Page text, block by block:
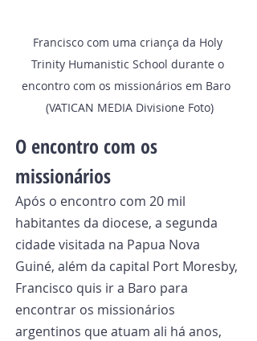
Francisco com uma criança da Holy
Trinity Humanistic School durante o
encontro com os missionários em Baro
(VATICAN MEDIA Divisione Foto)
O encontro com os
missionários
Após o encontro com 20 mil
habitantes da diocese, a segunda
cidade visitada na Papua Nova
Guiné, além da capital Port Moresby,
Francisco quis ir a Baro para
encontrar os missionários
argentinos que atuam ali há anos,